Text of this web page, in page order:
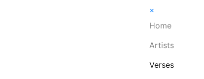
×
Home
Artists
Verses